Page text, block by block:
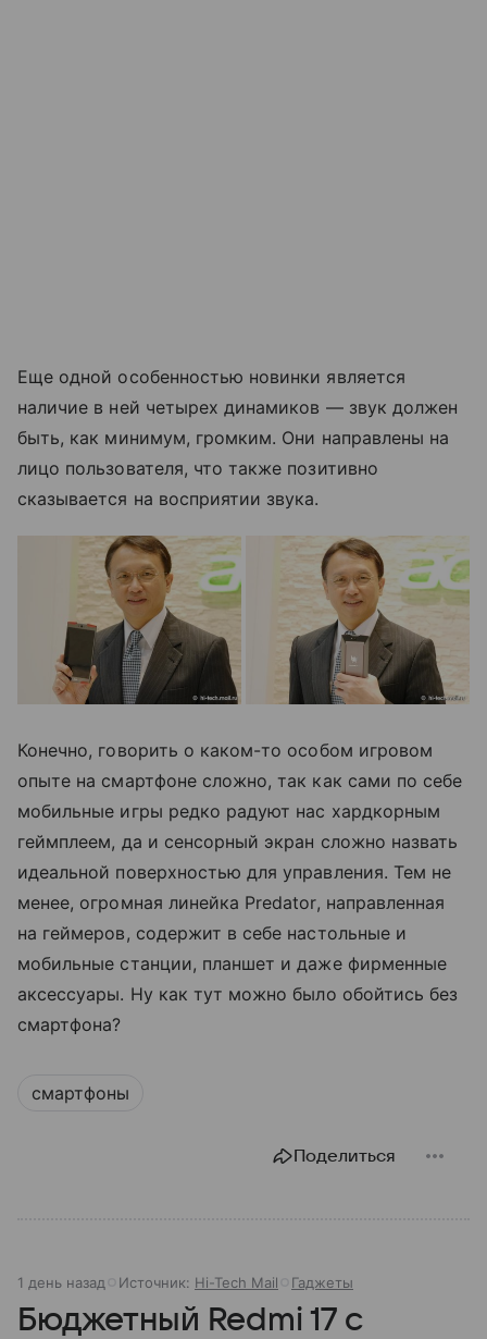
Еще одной особенностью новинки является
наличие в ней четырех динамиков — звук должен
быть, как минимум, громким. Они направлены на
лицо пользователя, что также позитивно
сказывается на восприятии звука.
Конечно, говорить о каком-то особом игровом
опыте на смартфоне сложно, так как сами по себе
мобильные игры редко радуют нас хардкорным
геймплеем, да и сенсорный экран сложно назвать
идеальной поверхностью для управления. Тем не
менее, огромная линейка Predator, направленная
на геймеров, содержит в себе настольные и
мобильные станции, планшет и даже фирменные
аксессуары. Ну как тут можно было обойтись без
смартфона?
смартфоны
Поделиться
1 день назад Источник: Hi-Tech Mail Гаджеты
Бюджетный Redmi 17 с